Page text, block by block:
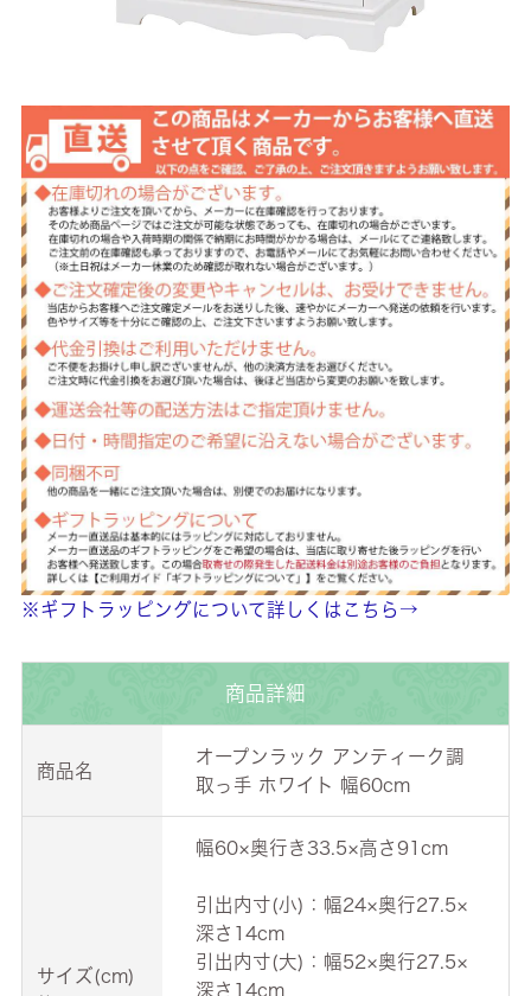
※ギフトラッピングについて詳しくはこちら→
商品詳細
商品名
オープンラック アンティーク調
取っ手 ホワイト 幅60cm
サイズ(cm)
幅60×奥行き33.5×高さ91cm
引出内寸(小)：幅24×奥行27.5×
深さ14cm
引出内寸(大)：幅52×奥行27.5×
深さ14cm